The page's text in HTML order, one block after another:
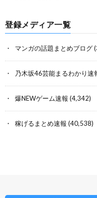
登録メディア一覧
マンガの話題まとめブログ
乃木坂46芸能まるわかり速
爆NEWゲーム速報 (4,342)
稼げるまとめ速報 (40,538)